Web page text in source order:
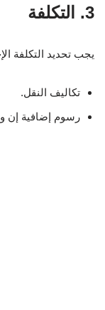
3. التكلفة
يجب تحديد التكلفة
تكاليف النقل.
رسوم إضافية إن